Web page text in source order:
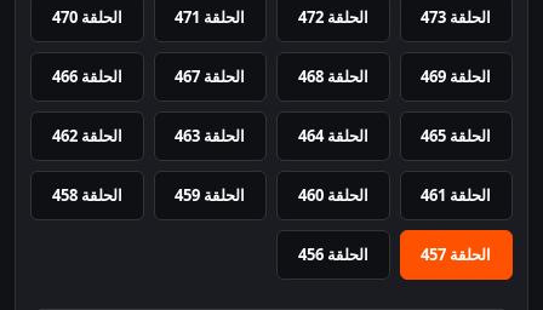
الحلقة 473 الحلقة 472 الحلقة 471 الحلقة 470
الحلقة 469 الحلقة 468 الحلقة 467 الحلقة 466
الحلقة 465 الحلقة 464 الحلقة 463 الحلقة 462
الحلقة 461 الحلقة 460 الحلقة 459 الحلقة 458
الحلقة 457 الحلقة 456